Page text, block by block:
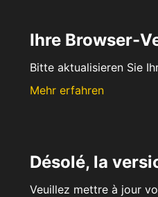
Ihre Browser-
Bitte aktualisieren Sie
Mehr erfahren
Désolé, la
Veuillez mettre à jour